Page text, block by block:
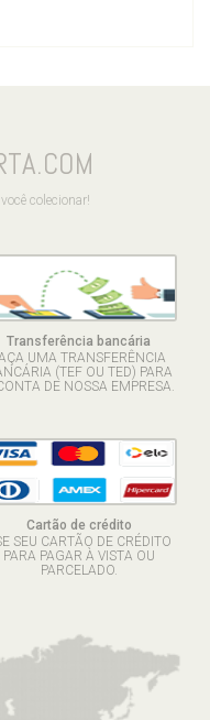
colecionar!
Transferência bancária
UMA TRANSFERÊNCIA
(TEF OU TED) PARA
DE NOSSA EMPRESA.
Cartão de crédito
SEU CARTÃO DE CRÉDITO
PARA PAGAR À VISTA OU
PARCELADO.